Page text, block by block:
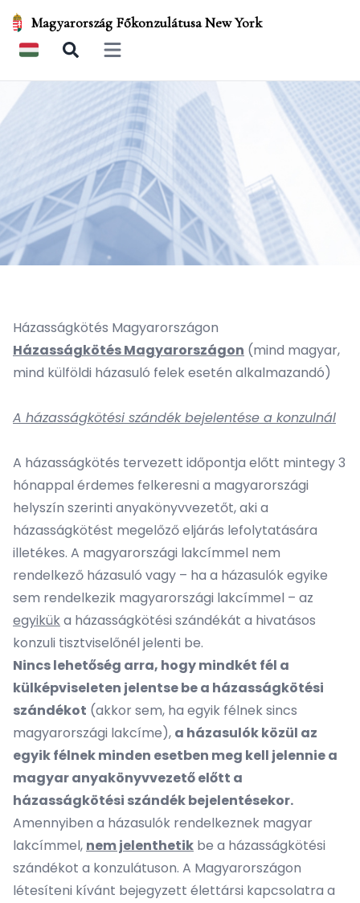
Magyarország Főkonzulátusa New York
Open main menu
Házasságkötés Magyarországon
Házasságkötés Magyarországon (mind magyar,
mind külföldi házasuló felek esetén alkalmazandó)
A házasságkötési szándék bejelentése a konzulnál
A házasságkötés tervezett időpontja előtt mintegy 3
hónappal érdemes felkeresni a magyarországi
helyszín szerinti anyakönyvvezetőt, aki a
házasságkötést megelőző eljárás lefolytatására
illetékes. A magyarországi lakcímmel nem
rendelkező házasuló vagy – ha a házasulók egyike
sem rendelkezik magyarországi lakcímmel – az
egyiküka házasságkötési szándékát a hivatásos
konzuli tisztviselőnél jelenti be.
Nincs lehetőség arra, hogy mindkét fél a
külképviseleten jelentse be a házasságkötési
szándékot (akkor sem, ha egyik félnek sincs
magyarországi lakcíme), a házasulók közül az
egyik félnek minden esetben meg kell jelennie a
magyar anyakönyvvezető előtt a
házasságkötési szándék bejelentésekor.
Amennyiben a házasulók rendelkeznek magyar
lakcímmel, nem jelenthetik be a házasságkötési
szándékot a konzulátuson. A Magyarországon
létesíteni kívánt bejegyzett élettársi kapcsolatra a